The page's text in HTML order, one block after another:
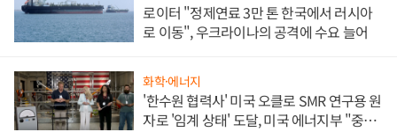
로이터 "정제연료 3만 톤 한국에서 러시아
로 이동", 우크라이나의 공격에 수요 늘어
화학·에너지
'한수원 협력사' 미국 오클로 SMR 연구용 원
자로 '임계 상태' 도달, 미국 에너지부 "중요